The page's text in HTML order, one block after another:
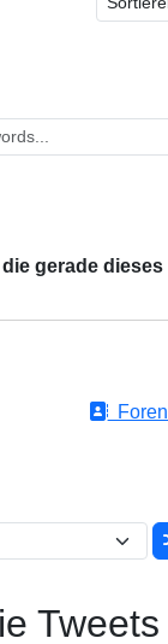
die gerade